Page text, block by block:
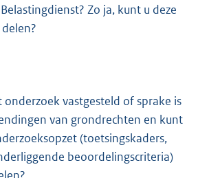
Zo ja, kunt u deze
vastgesteld of sprake is
van grondrechten en kunt
(toetsingskaders,
beoordelingscriteria)